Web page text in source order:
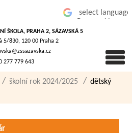
ŠKOLA, PRAHA 2, SÁZAVSKÁ 5
5/830, 120 00 Praha 2
277 779 643
školní rok 2024/2025
dětský